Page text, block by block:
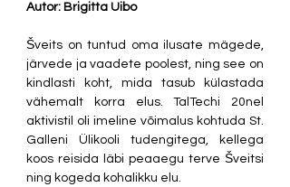
Autor: Brigitta Uibo
Šveits on tuntud oma ilusate mägede,
järvede ja vaadete poolest, ning see on
kindlasti koht, mida tasub külastada
vähemalt korra elus. TalTechi 20nel
aktivistil oli imeline võimalus kohtuda St.
Galleni Ülikooli tudengitega, kellega
koos reisida läbi peaaegu terve Šveitsi
ning kogeda kohalikku elu.